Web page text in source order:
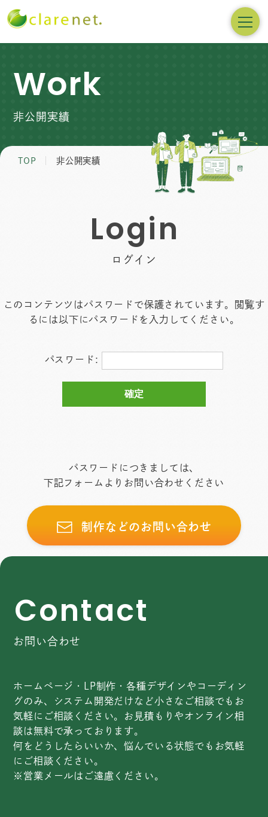
Work
非公開実績
TOP 非公開実績
Log i n
ログイン
このコンテンツはパスワードで保護されています。閲覧す
るには以下にパスワードを入力してください。
パスワード:
パスワードにつきましては、
下記フォームよりお問い合わせください
制作などのお問い合わせ
Contact
お問い合わせ
ホームページ・LP制作・各種デザインやコーディン
グのみ、システム開発だけなど小さなご相談でもお
気軽にご相談ください。お見積もりやオンライン相
談は無料で承っております。
何をどうしたらいいか、悩んでいる状態でもお気軽
にご相談ください。
※営業メールはご遠慮ください。